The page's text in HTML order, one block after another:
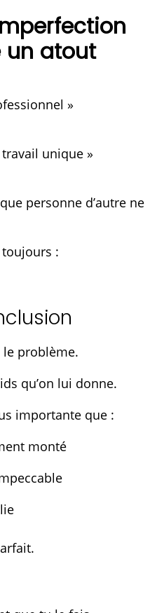
atout
»
travail unique »
personne d’autre ne
:
le problème.
qu’on lui donne.
importante que :
monté